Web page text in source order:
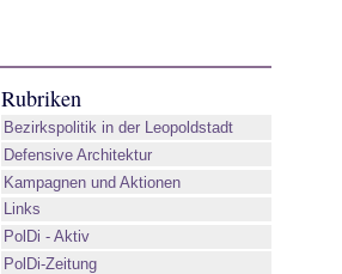
Rubriken
Bezirkspolitik in der Leopoldstadt
Defensive Architektur
Kampagnen und Aktionen
Links
PolDi - Aktiv
PolDi-Zeitung